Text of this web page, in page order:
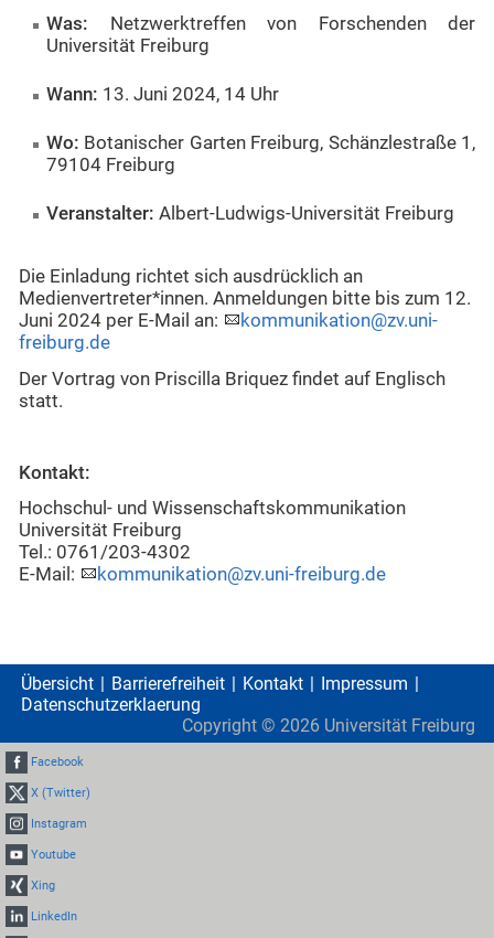
Was: Netzwerktreffen von Forschenden der
Universität Freiburg
Wann: 13. Juni 2024, 14 Uhr
Wo: Botanischer Garten Freiburg, Schänzlestraße 1,
79104 Freiburg
Veranstalter: Albert-Ludwigs-Universität Freiburg
Die Einladung richtet sich ausdrücklich an
Medienvertreter*innen. Anmeldungen bitte bis zum 12.
Juni 2024 per E-Mail an:
kommunikation@zv.uni-
freiburg.de
Der Vortrag von Priscilla Briquez findet auf Englisch
statt.
Kontakt:
Hochschul- und Wissenschaftskommunikation
Universität Freiburg
Tel.: 0761/203-4302
E-Mail:
kommunikation@zv.uni-freiburg.de
Übersicht Barrierefreiheit Kontakt
Impressum
Datenschutzerklaerung
Copyright © 2026 Universität Freiburg
Facebook
X (Twitter)
Instagram
Youtube
Xing
LinkedIn